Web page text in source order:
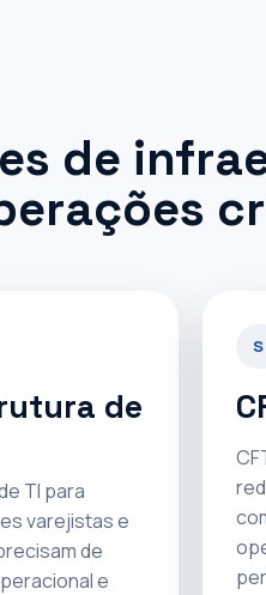
de
de
TI para
varejistas e
de
e